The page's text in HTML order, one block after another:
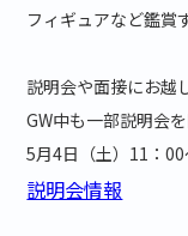
フィギュアなど鑑賞
説明会や面接にお越
GW中も一部説明会を
5月4日（土）11：
説明会情報